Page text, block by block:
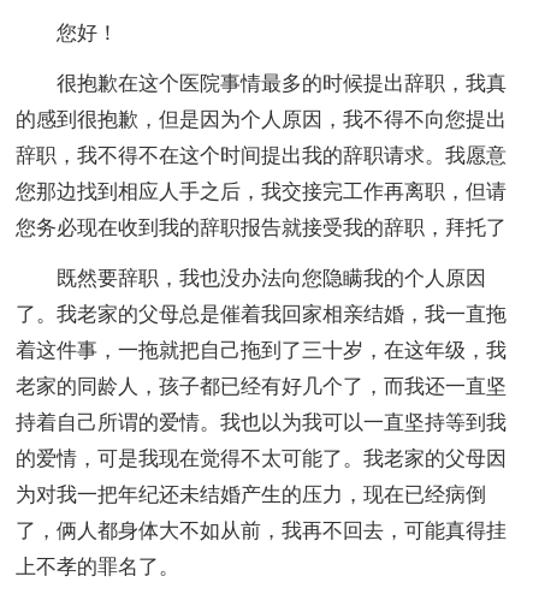
您好！
很抱歉在这个医院事情最多的时候提出辞职，我真
的感到很抱歉，但是因为个人原因，我不得不向您提出
辞职，我不得不在这个时间提出我的辞职请求。我愿意
您那边找到相应人手之后，我交接完工作再离职，但请
您务必现在收到我的辞职报告就接受我的辞职，拜托了
既然要辞职，我也没办法向您隐瞒我的个人原因
了。我老家的父母总是催着我回家相亲结婚，我一直拖
着这件事，一拖就把自己拖到了三十岁，在这年级，我
老家的同龄人，孩子都已经有好几个了，而我还一直坚
持着自己所谓的爱情。我也以为我可以一直坚持等到我
的爱情，可是我现在觉得不太可能了。我老家的父母因
为对我一把年纪还未结婚产生的压力，现在已经病倒
了，俩人都身体大不如从前，我再不回去，可能真得挂
上不孝的罪名了。